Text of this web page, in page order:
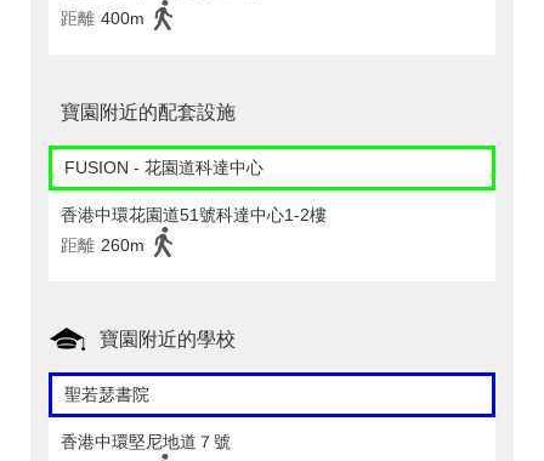
距離 400m
寶園附近的配套設施
FUSION - 花園道科達中心
香港中環花園道51號科達中心1-2樓
距離 260m
寶園附近的學校
聖若瑟書院
香港中環堅尼地道７號